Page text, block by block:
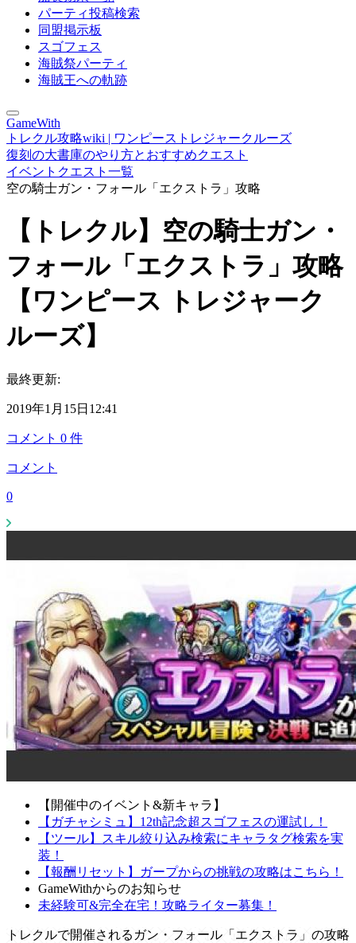
パーティ投稿検索
同盟掲示板
スゴフェス
海賊祭パーティ
海賊王への軌跡
GameWith
トレクル攻略wiki | ワンピーストレジャークルーズ
復刻の大書庫のやり方とおすすめクエスト
イベントクエスト一覧
空の騎士ガン・フォール「エクストラ」攻略
【トレクル】空の騎士ガン・
フォール「エクストラ」攻略
【ワンピース トレジャーク
ルーズ】
最終更新:
2019年1月15日12:41
コメント 0 件
コメント
0
【開催中のイベント&新キャラ】
【ガチャシミュ】12th記念超スゴフェスの運試し！
【ツール】スキル絞り込み検索にキャラタグ検索を実
装！
【報酬リセット】ガープからの挑戦の攻略はこちら！
GameWithからのお知らせ
未経験可&完全在宅！攻略ライター募集！
トレクルで開催されるガン・フォール「エクストラ」の攻略